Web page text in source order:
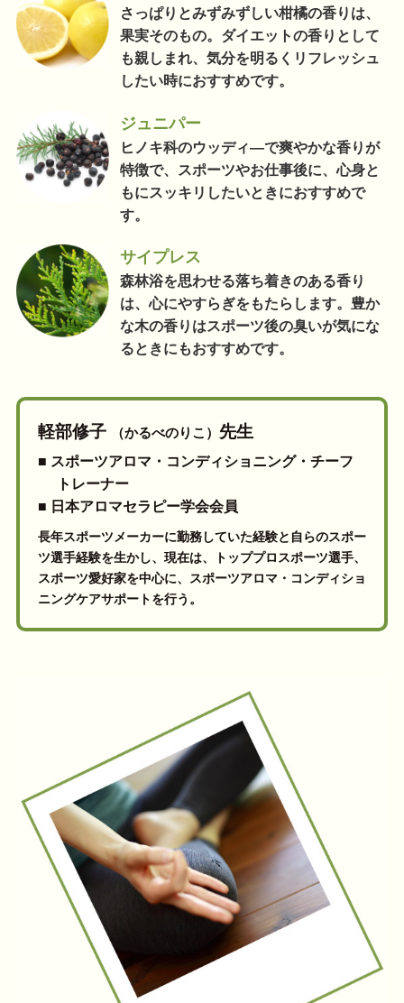
さっぱりとみずみずしい柑橘の香りは、
果実そのもの。ダイエットの香りとして
も親しまれ、気分を明るくリフレッシュ
したい時におすすめです。
ジュニパー
ヒノキ科のウッディ―で爽やかな香りが
特徴で、スポーツやお仕事後に、心身と
もにスッキリしたいときにおすすめで
す。
サイプレス
森林浴を思わせる落ち着きのある香り
は、心にやすらぎをもたらします。豊か
な木の香りはスポーツ後の臭いが気にな
るときにもおすすめです。
軽部修子 （かるべのりこ） 先生
■ スポーツアロマ・コンディショニング・チーフ
トレーナー
■ 日本アロマセラピー学会会員
長年スポーツメーカーに勤務していた経験と自らのスポー
ツ選手経験を生かし、現在は、トッププロスポーツ選手、
スポーツ愛好家を中心に、スポーツアロマ・コンディショ
ニングケアサポートを行う。